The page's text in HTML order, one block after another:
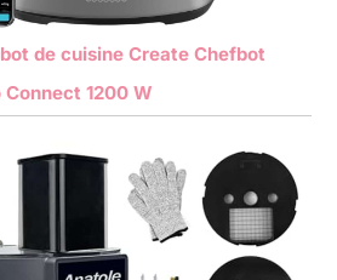
de cuisine Create Chefbot
Connect 1200 W